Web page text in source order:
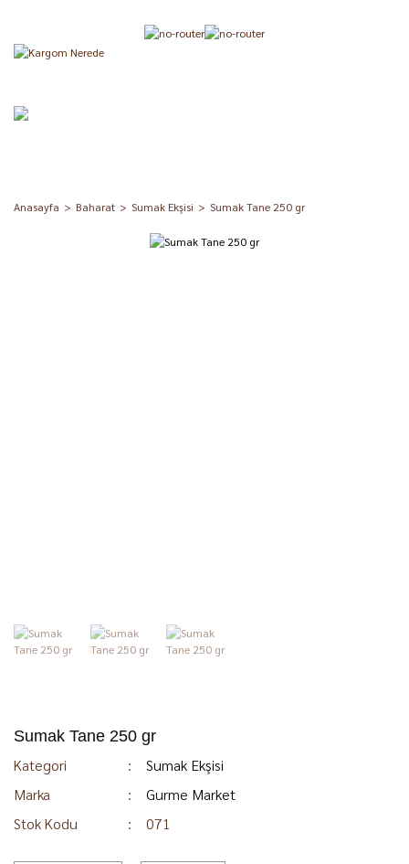
Anasayfa Baharat Sumak Ekşisi Sumak Tane 250 gr
Sumak Tane 250 gr
Kategori
Sumak Ekşisi
Marka
Gurme Market
Stok Kodu
071